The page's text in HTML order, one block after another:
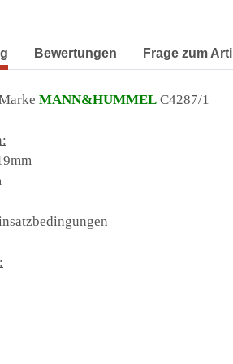
anzeigen
Bewertungen Frage zum
MANN&HUMMEL C4287/1